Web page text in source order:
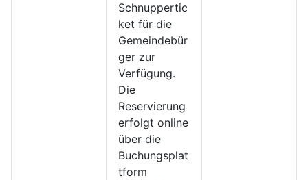
Schnuppertic
ket für die
Gemeindebür
ger zur
Verfügung.
Die
Reservierung
erfolgt online
über die
Buchungsplat
tform